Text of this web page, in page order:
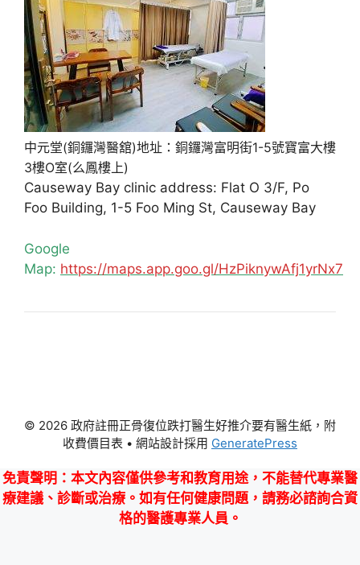
中元堂(銅鑼灣醫舘)地址：銅鑼灣富明街1-5號寶富大樓
3樓O室(么鳳樓上)
Causeway Bay clinic address: Flat O 3/F, Po
Foo Building, 1-5 Foo Ming St, Causeway Bay
Google
Map: https://maps.app.goo.gl/HzPiknywAfj1yrNx7
© 2026 政府註冊正骨復位跌打醫生好推介要有醫生紙，附
收費價目表 • 網站設計採用 GeneratePress
免責聲明 ：本文內容僅供參考和教育用途，不能替代專業醫
療建議、診斷或治療。如有任何健康問題，請務必諮詢合資
格的醫護專業人員。